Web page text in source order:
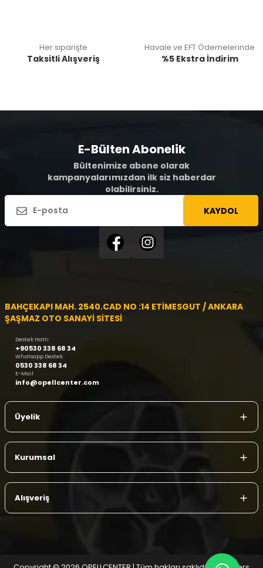
Her siparişte
Taksitli Alışveriş
Havale ve EFT Ödemelerinde
%5 Ekstra İndirim
E-Bülten Abonelik
Bültenimize abone olarak
kampanyalarımızdan ilk siz haberdar
olabilirsiniz.
KAYDOL
BAHÇEKAPI MAH. 2540.CAD NO :14 ETİMESGUT / ANKARA
ŞAŞMAZ OTO SANAYİ SİTESİ
Destek Hattı
+90530 338 68 34
Whatsapp Destek
0530 338 68 34
E-Mail
info@opellcenter.com
Üyelik
Kurumsal
Alışveriş